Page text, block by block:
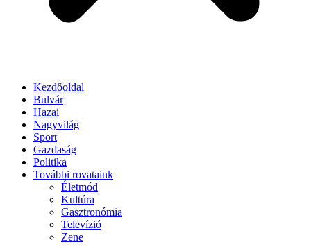
Kezdőoldal
Bulvár
Hazai
Nagyvilág
Sport
Gazdaság
Politika
További rovataink
Életmód
Kultúra
Gasztronómia
Televízió
Zene